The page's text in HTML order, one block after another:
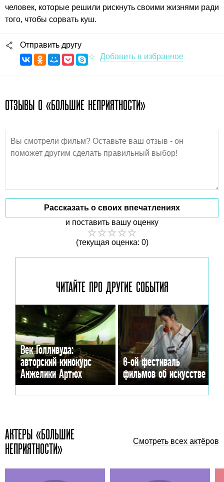
человек, которые решили рискнуть своими жизнями ради
того, чтобы сорвать куш.
Отправить другу
ОТЗЫВЫ О «БОЛЬШИЕ НЕПРИЯТНОСТИ»
Рассказать о своих впечатлениях
и поставить вашу оценку
(текущая оценка: 0)
ЧИТАЙТЕ ПРО ДРУГИЕ СОБЫТИЯ
Век Голливуда:
авторский кинокурс
Анжелики Артюх
6-ой фестиваль
фильмов об искусстве
АКТЕРЫ «БОЛЬШИЕ
НЕПРИЯТНОСТИ»
Смотреть всех актёров